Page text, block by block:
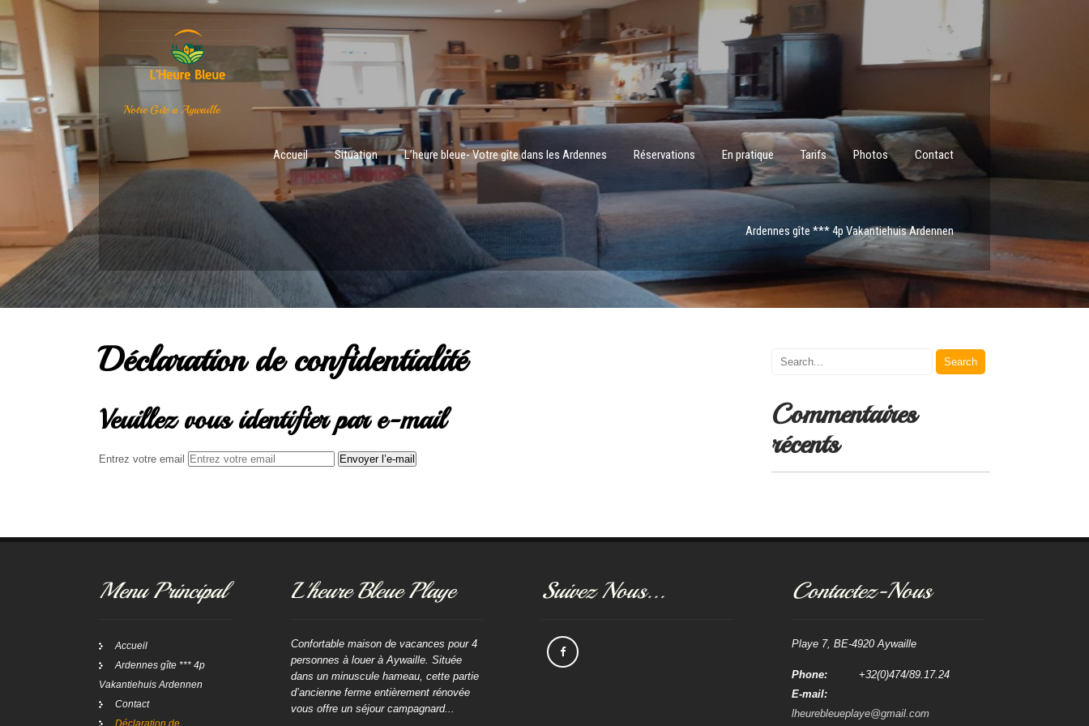
Notre Gite a Aywaille
Accueil Situation L’heure bleue- Votre gîte dans les Ardennes Réservations En pratique Tarifs Photos Contact
Ardennes gîte *** 4p Vakantiehuis Ardennen
Déclaration de confidentialité
Veuillez vous identifier par e-mail
Entrez votre email
Commentaires
récents
Menu Principal
Accueil
Ardennes gîte *** 4p
Vakantiehuis Ardennen
Contact
Déclaration de
L'heure Bleue Playe
Confortable maison de vacances pour 4
personnes à louer à Aywaille. Située
dans un minuscule hameau, cette partie
d’ancienne ferme entièrement rénovée
vous offre un séjour campagnard...
Suivez Nous... Contactez-Nous
Playe 7, BE-4920 Aywaille
Phone:
+32(0)474/89.17.24
E-mail:
lheurebleueplaye@gmail.com